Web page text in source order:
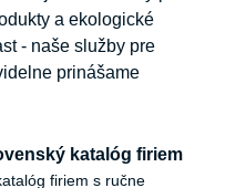
a ekologické
- naše služby pre
prinášame
katalóg firiem
firiem s ručne